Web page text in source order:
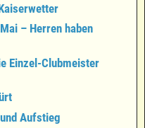
– Herren haben
Einzel-Clubmeister
Aufstieg